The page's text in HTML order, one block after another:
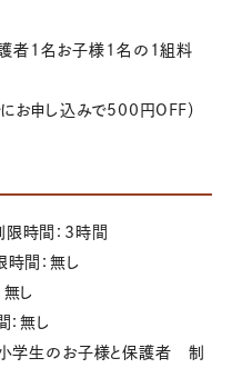
者1名お子様1名の1組料
お申し込みで500円OFF）
時間：3時間
間：無し
し
無し
学生のお子様と保護者 制